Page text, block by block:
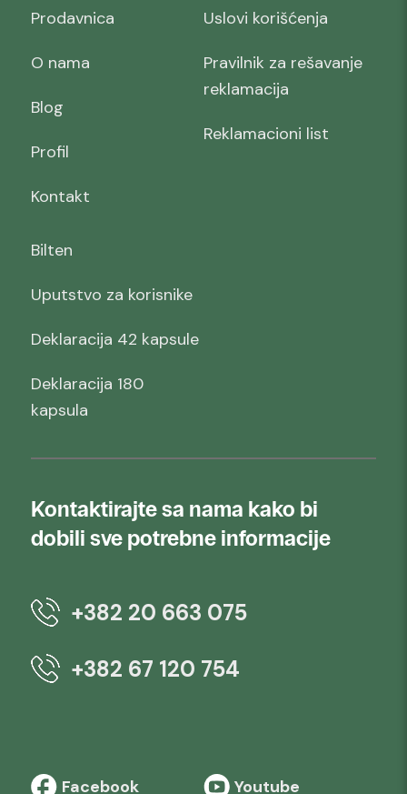
Prodavnica
O nama
Blog
Profil
Kontakt
Uslovi korišćenja
Pravilnik za rešavanje
reklamacija
Reklamacioni list
Bilten
Uputstvo za korisnike
Deklaracija 42 kapsule
Deklaracija 180
kapsula
Kontaktirajte sa nama kako bi
dobili sve potrebne informacije
+382 20 663 075
+382 67 120 754
Facebook Youtube